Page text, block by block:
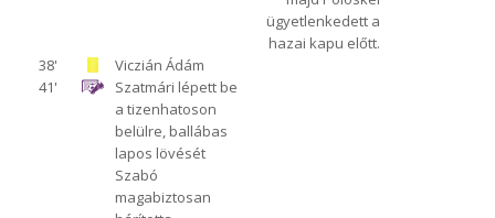
ügyetlenkedett a
hazai kapu előtt.
38'
Viczián Ádám
41'
Szatmári lépett be
a tizenhatoson
belülre, ballábas
lapos lövését
Szabó
magabiztosan